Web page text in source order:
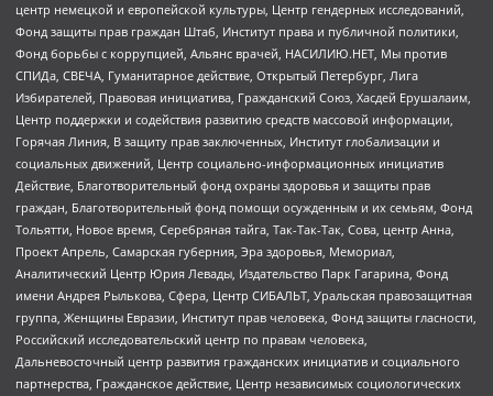
центр немецкой и европейской культуры, Центр гендерных исследований,
Фонд защиты прав граждан Штаб, Институт права и публичной политики,
Фонд борьбы с коррупцией, Альянс врачей, НАСИЛИЮ.НЕТ, Мы против
СПИДа, СВЕЧА, Гуманитарное действие, Открытый Петербург, Лига
Избирателей, Правовая инициатива, Гражданский Союз, Хасдей Ерушалаим,
Центр поддержки и содействия развитию средств массовой информации,
Горячая Линия, В защиту прав заключенных, Институт глобализации и
социальных движений, Центр социально-информационных инициатив
Действие, Благотворительный фонд охраны здоровья и защиты прав
граждан, Благотворительный фонд помощи осужденным и их семьям, Фонд
Тольятти, Новое время, Серебряная тайга, Так-Так-Так, Сова, центр Анна,
Проект Апрель, Самарская губерния, Эра здоровья, Мемориал,
Аналитический Центр Юрия Левады, Издательство Парк Гагарина, Фонд
имени Андрея Рылькова, Сфера, Центр СИБАЛЬТ, Уральская правозащитная
группа, Женщины Евразии, Институт прав человека, Фонд защиты гласности,
Российский исследовательский центр по правам человека,
Дальневосточный центр развития гражданских инициатив и социального
партнерства, Гражданское действие, Центр независимых социологических